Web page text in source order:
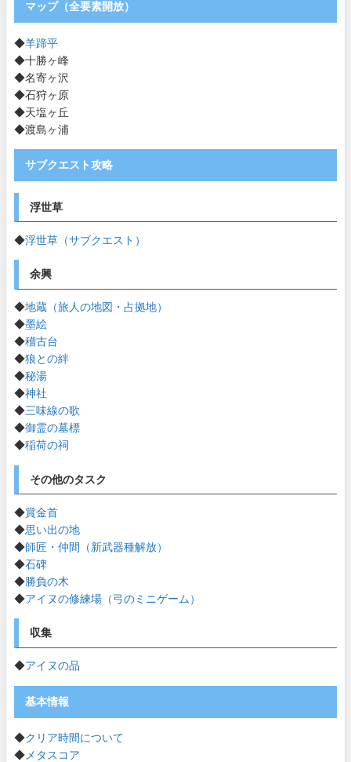
マップ（全要素開放）
◆羊蹄平
◆十勝ヶ峰
◆名寄ヶ沢
◆石狩ヶ原
◆天塩ヶ丘
◆渡島ヶ浦
サブクエスト攻略
浮世草
◆浮世草（サブクエスト）
余興
◆地蔵（旅人の地図・占拠地）
◆墨絵
◆稽古台
◆狼との絆
◆秘湯
◆神社
◆三味線の歌
◆御霊の墓標
◆稲荷の祠
その他のタスク
◆賞金首
◆思い出の地
◆師匠・仲間（新武器種解放）
◆石碑
◆勝負の木
◆アイヌの修練場（弓のミニゲーム）
収集
◆アイヌの品
基本情報
◆クリア時間について
◆ メタスコア